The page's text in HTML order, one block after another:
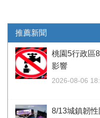
推薦新聞
桃園5行政區
影響
2026-08-06
8/13城鎮韌